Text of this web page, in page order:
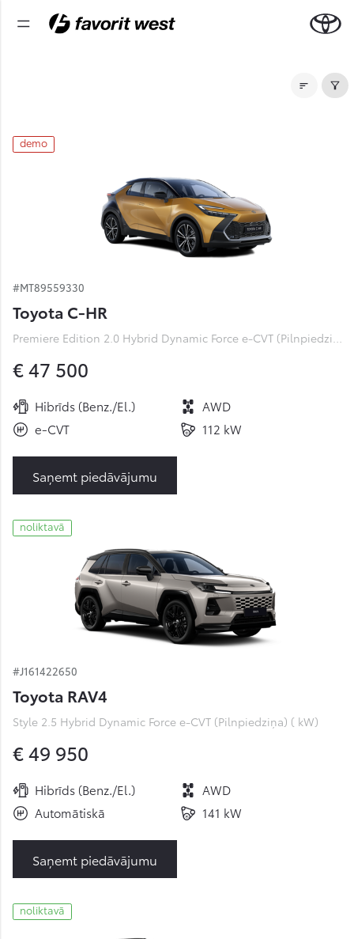
demo
#MT89559330
Toyota C-HR
Premiere Edition 2.0 Hybrid Dynamic Force e-CVT (Pilnpiedziņa) (112 kW)
€ 47 500
Hibrīds (Benz./El.)
AWD
e-CVT
112 kW
Saņemt piedāvājumu
noliktavā
#J161422650
Toyota RAV4
Style 2.5 Hybrid Dynamic Force e-CVT (Pilnpiedziņa) ( kW)
€ 49 950
Hibrīds (Benz./El.)
AWD
Automātiskā
141 kW
Saņemt piedāvājumu
noliktavā